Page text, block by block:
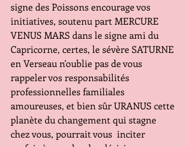
signe des Poissons encourage vos
initiatives, soutenu part MERCURE
VENUS MARS dans le signe ami du
Capricorne, certes, le sévère SATURNE
en Verseau n'oublie pas de vous
rappeler vos responsabilités
professionnelles familiales
amoureuses, et bien sûr URANUS cette
planète du changement qui stagne
chez vous, pourrait vous  inciter